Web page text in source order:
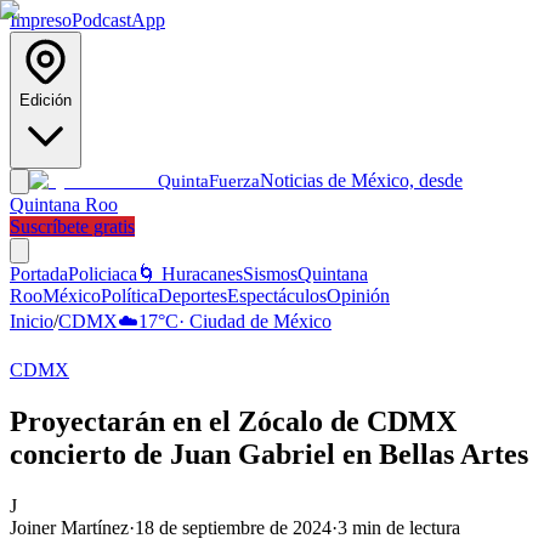
ImpresoPodcastApp
Edición
QuintaFuerzaNoticias de México, desde
Quintana Roo
Suscríbete gratis
PortadaPoliciaca 🌀 HuracanesSismosQuintana
RooMéxicoPolíticaDeportesEspectáculosOpinión
Inicio/CDMX☁️17°C· Ciudad de México
CDMX
Proyectarán en el Zócalo de CDMX
concierto de Juan Gabriel en Bellas Artes
J
Joiner Martínez·18 de septiembre de 2024·3 min de lectura